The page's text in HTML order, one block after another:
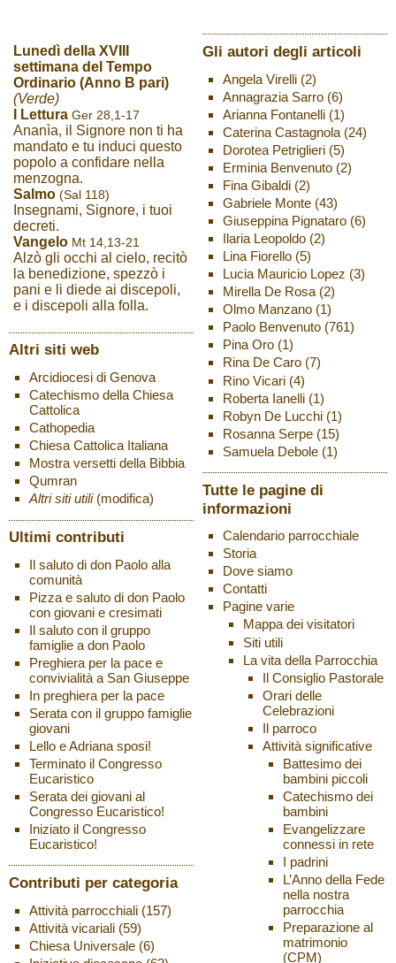
Lunedì della XVIII
settimana del Tempo
Ordinario (Anno B pari)
(Verde)
I Lettura Ger 28,1-17
Ananìa, il Signore non ti ha
mandato e tu induci questo
popolo a confidare nella
menzogna.
Salmo (Sal 118)
Insegnami, Signore, i tuoi
decreti.
Vangelo Mt 14,13-21
Alzò gli occhi al cielo, recitò
la benedizione, spezzò i
pani e li diede ai discepoli,
e i discepoli alla folla.
Altri siti web
Arcidiocesi di Genova
Catechismo della Chiesa
Cattolica
Cathopedia
Chiesa Cattolica Italiana
Mostra versetti della Bibbia
Qumran
Altri siti utili (modifica)
Ultimi contributi
Il saluto di don Paolo alla
comunità
Pizza e saluto di don Paolo
con giovani e cresimati
Il saluto con il gruppo
famiglie a don Paolo
Preghiera per la pace e
convivialità a San Giuseppe
In preghiera per la pace
Serata con il gruppo famiglie
giovani
Lello e Adriana sposi!
Terminato il Congresso
Eucaristico
Serata dei giovani al
Congresso Eucaristico!
Iniziato il Congresso
Eucaristico!
Contributi per categoria
Attività parrocchiali(157)
Attività vicariali(59)
Chiesa Universale(6)
Gli autori degli articoli
Angela Virelli(2)
Annagrazia Sarro(6)
Arianna Fontanelli(1)
Caterina Castagnola(24)
Dorotea Petriglieri(5)
Erminia Benvenuto(2)
Fina Gibaldi(2)
Gabriele Monte(43)
Giuseppina Pignataro(6)
Ilaria Leopoldo(2)
Lina Fiorello(5)
Lucia Mauricio Lopez (3)
Mirella De Rosa(2)
Olmo Manzano(1)
Paolo Benvenuto(761)
Pina Oro(1)
Rina De Caro(7)
Rino Vicari(4)
Roberta Ianelli(1)
Robyn De Lucchi(1)
Rosanna Serpe(15)
Samuela Debole(1)
Tutte le pagine di
informazioni
Calendario parrocchiale
Storia
Dove siamo
Contatti
Pagine varie
Mappa dei visitatori
Siti utili
La vita della Parrocchia
Il Consiglio Pastorale
Orari delle
Celebrazioni
Il parroco
Attività significative
Battesimo dei
bambini piccoli
Catechismo dei
bambini
Evangelizzare
connessi in rete
I padrini
L’Anno della Fede
nella nostra
parrocchia
Preparazione al
matrimonio
(CPM)